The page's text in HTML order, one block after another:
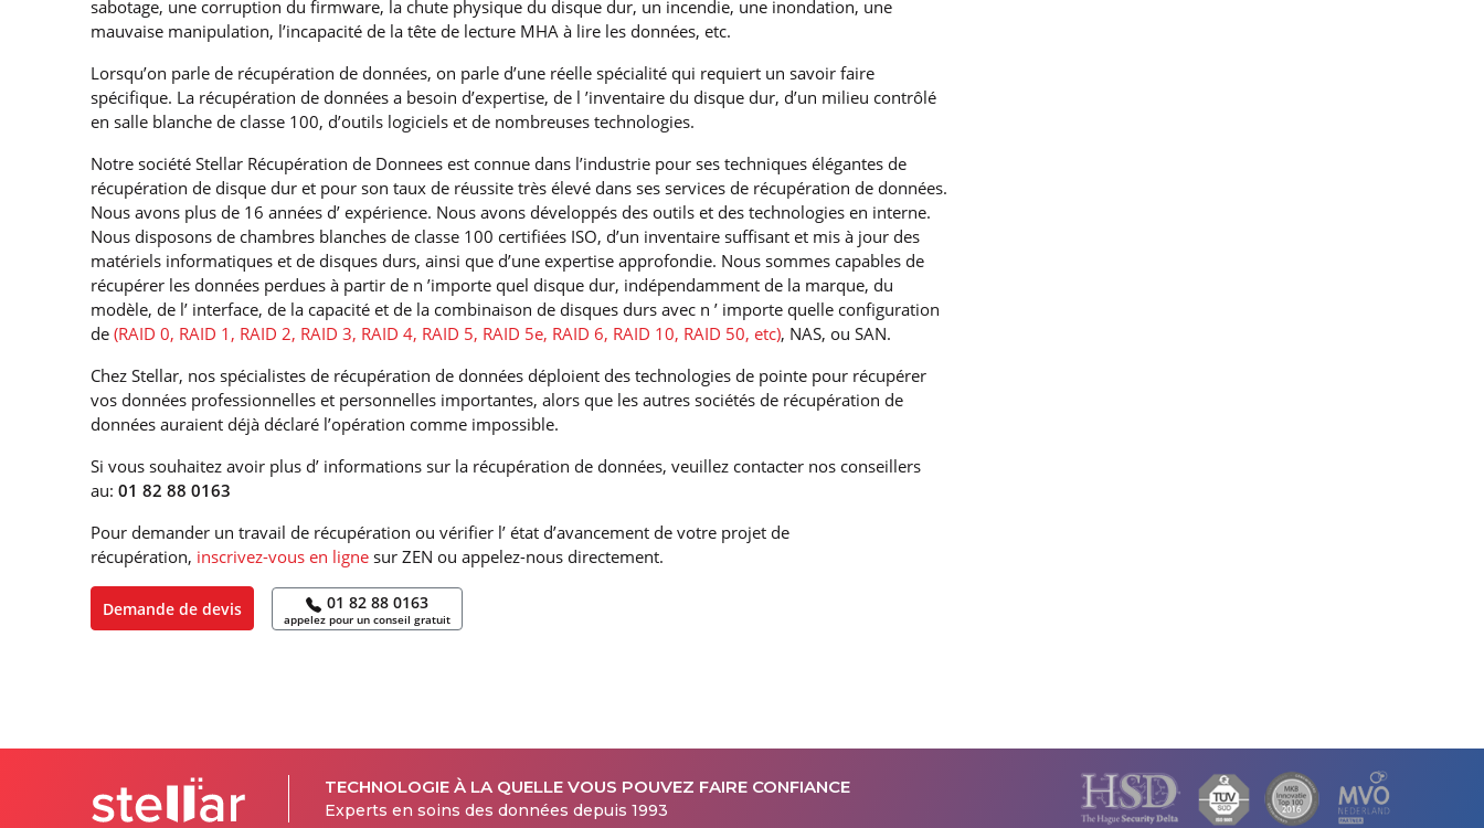
sabotage, une corruption du firmware, la chute physique du disque dur, un incendie, une inondation, une
mauvaise manipulation, l’incapacité de la tête de lecture MHA à lire les données, etc.
Lorsqu’on parle de récupération de données, on parle d’une réelle spécialité qui requiert un savoir faire
spécifique. La récupération de données a besoin d’expertise, de l ’inventaire du disque dur, d’un milieu contrôlé
en salle blanche de classe 100, d’outils logiciels et de nombreuses technologies.
Notre société Stellar Récupération de Donnees est connue dans l’industrie pour ses techniques élégantes de
récupération de disque dur et pour son taux de réussite très élevé dans ses services de récupération de données.
Nous avons plus de 16 années d’ expérience. Nous avons développés des outils et des technologies en interne.
Nous disposons de chambres blanches de classe 100 certifiées ISO, d’un inventaire suffisant et mis à jour des
matériels informatiques et de disques durs, ainsi que d’une expertise approfondie. Nous sommes capables de
récupérer les données perdues à partir de n ’importe quel disque dur, indépendamment de la marque, du
modèle, de l’ interface, de la capacité et de la combinaison de disques durs avec n ’ importe quelle configuration
de(RAID 0, RAID 1, RAID 2, RAID 3, RAID 4, RAID 5, RAID 5e, RAID 6, RAID 10, RAID 50, etc), NAS, ou SAN.
Chez Stellar, nos spécialistes de récupération de données déploient des technologies de pointe pour récupérer
vos données professionnelles et personnelles importantes, alors que les autres sociétés de récupération de
données auraient déjà déclaré l’opération comme impossible.
Si vous souhaitez avoir plus d’ informations sur la récupération de données, veuillez contacter nos conseillers
au:01 82 88 0163
Pour demander un travail de récupération ou vérifier l’ état d’avancement de votre projet de
récupération, inscrivez-vous en ligne sur ZEN ou appelez-nous directement.
Demande de devis 01 82 88 0163
appelez pour un conseil gratuit
TECHNOLOGIE À LA QUELLE VOUS POUVEZ FAIRE CONFIANCE
Experts en soins des données depuis 1993